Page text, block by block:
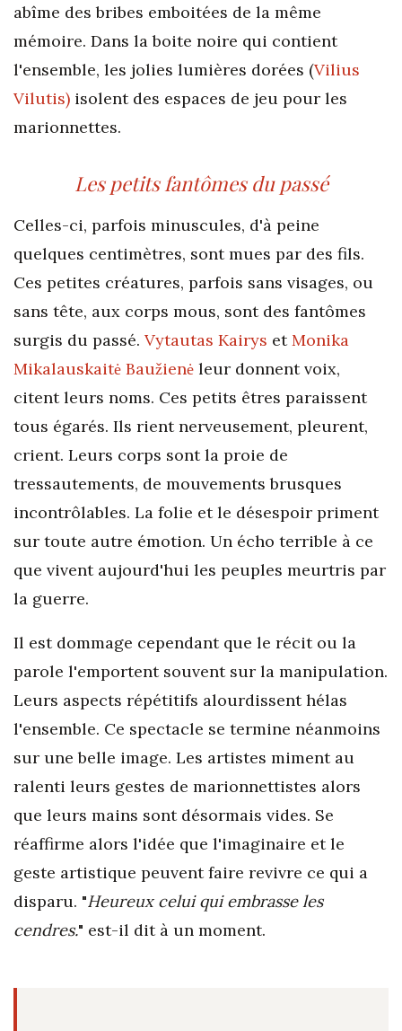
abîme des bribes emboitées de la même
mémoire. Dans la boite noire qui contient
l'ensemble, les jolies lumières dorées (Vilius
Vilutis) isolent des espaces de jeu pour les
marionnettes.
Les petits fantômes du passé
Celles-ci, parfois minuscules, d'à peine
quelques centimètres, sont mues par des fils.
Ces petites créatures, parfois sans visages, ou
sans tête, aux corps mous, sont des fantômes
surgis du passé. Vytautas Kairys etMonika
Mikalauskaitė Baužienė leur donnent voix,
citent leurs noms. Ces petits êtres paraissent
tous égarés. Ils rient nerveusement, pleurent,
crient. Leurs corps sont la proie de
tressautements, de mouvements brusques
incontrôlables. La folie et le désespoir priment
sur toute autre émotion. Un écho terrible à ce
que vivent aujourd'hui les peuples meurtris par
la guerre.
Il est dommage cependant que le récit ou la
parole l'emportent souvent sur la manipulation.
Leurs aspects répétitifs alourdissent hélas
l'ensemble. Ce spectacle se termine néanmoins
sur une belle image. Les artistes miment au
ralenti leurs gestes de marionnettistes alors
que leurs mains sont désormais vides. Se
réaffirme alors l'idée que l'imaginaire et le
geste artistique peuvent faire revivre ce qui a
disparu. "Heureux celui qui embrasse les
cendres." est-il dit à un moment.